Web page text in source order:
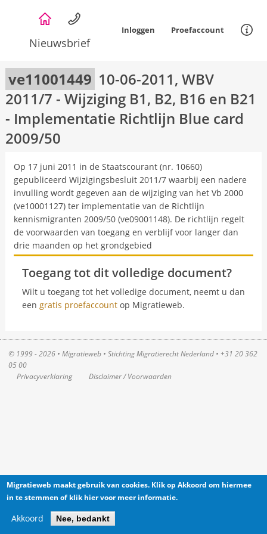
gaan
Nieuwsbrief
Inloggen Proefaccount
ve11001449 10-06-2011, WBV
2011/7 - Wijziging B1, B2, B16 en B21
- Implementatie Richtlijn Blue card
2009/50
Omschrijving
Op 17 juni 2011 in de Staatscourant (nr. 10660)
gepubliceerd Wijzigingsbesluit 2011/7 waarbij een nadere
invulling wordt gegeven aan de wijziging van het Vb 2000
(ve10001127) ter implementatie van de Richtlijn
kennismigranten 2009/50 (ve09001148). De richtlijn regelt
de voorwaarden van toegang en verblijf voor langer dan
drie maanden op het grondgebied
Toegang tot dit volledige document?
Wilt u toegang tot het volledige document, neemt u dan
een gratis proefaccountop Migratieweb.
© 1999 - 2026 • Migratieweb • Stichting Migratierecht Nederland • +31 20 362
05 00
Privacyverklaring
Disclaimer / Voorwaarden
Migratieweb maakt gebruik van cookies. Klik op Akkoord om hiermee
in te stemmen of klik hier voor meer informatie.
Akkoord Nee, bedankt